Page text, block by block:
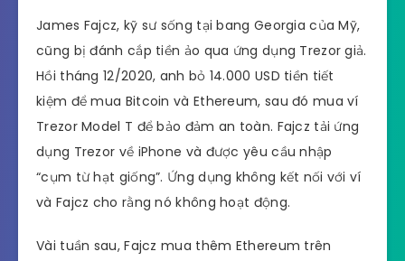
James Fajcz, kỹ sư sống tại bang Georgia của Mỹ,
cũng bị đánh cắp tiền ảo qua ứng dụng Trezor giả.
Hồi tháng 12/2020, anh bỏ 14.000 USD tiền tiết
kiệm để mua Bitcoin và Ethereum, sau đó mua ví
Trezor Model T để bảo đảm an toàn. Fajcz tải ứng
dụng Trezor về iPhone và được yêu cầu nhập
“cụm từ hạt giống”. Ứng dụng không kết nối với ví
và Fajcz cho rằng nó không hoạt động.
Vài tuần sau, Fajcz mua thêm Ethereum trên